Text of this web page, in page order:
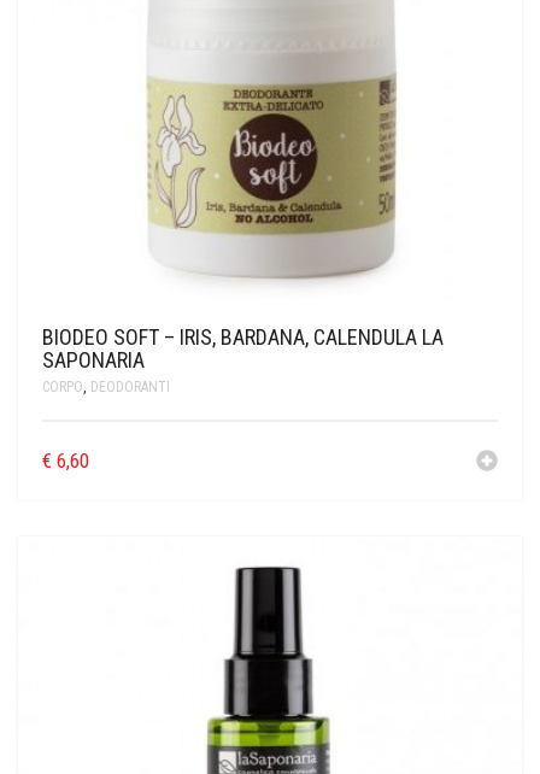
BIODEO SOFT – IRIS, BARDANA, CALENDULA LA
SAPONARIA
CORPO, DEODORANTI
€ 6,60